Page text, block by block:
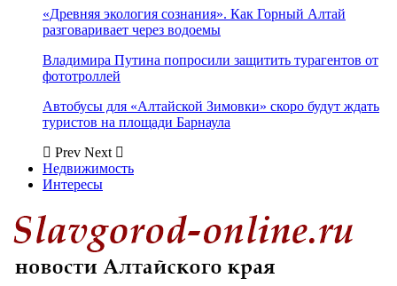
«Древняя экология сознания». Как Горный Алтай
разговаривает через водоемы
Владимира Путина попросили защитить турагентов от
фототроллей
Автобусы для «Алтайской Зимовки» скоро будут ждать
туристов на площади Барнаула
Prev Next
Недвижимость
Интересы